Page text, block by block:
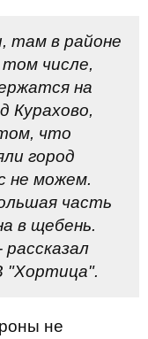
там в районе
числе,
на
Курахово,
что
город
не можем.
часть
в щебень.
"Хортица".
не